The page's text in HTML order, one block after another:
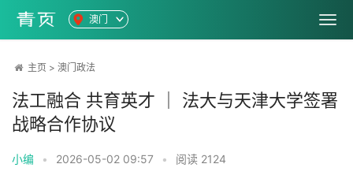
澳门
主页 > 澳门政法
法工融合 共育英才 ｜ 法大与天津大学签署
战略合作协议
小编 • 2026-05-02 09:57 • 阅读 2124